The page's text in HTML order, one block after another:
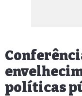
políticas